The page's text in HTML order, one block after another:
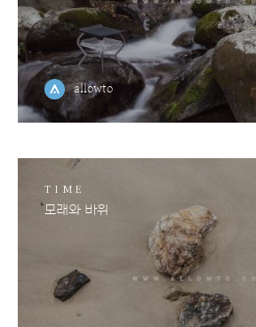
allowto
TIME
모래와 바위